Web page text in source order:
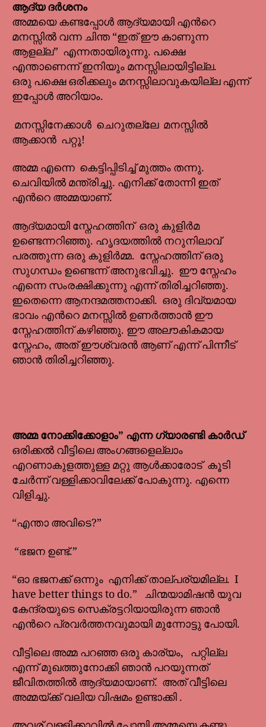
ആദ്യ ദർശനം
അമ്മയെ കണ്ടപ്പോൾ ആദ്യമായി എൻറെ
മനസ്സിൽ വന്ന ചിന്ത “ഇത് ഈ കാണുന്ന
ആളല്ല” എന്നതായിരുന്നു. പക്ഷെ
എന്താണെന്ന് ഇനിയും മനസ്സിലായിട്ടില്ല.
ഒരു പക്ഷെ ഒരിക്കലും മനസ്സിലാവുകയില്ല എന്ന്
ഇപ്പോൾ അറിയാം.
മനസ്സിനേക്കാൾ ചെറുതല്ലേ മനസ്സിൽ
ആക്കാൻ പറ്റൂ!
അമ്മ എന്നെ കെട്ടിപ്പിടിച്ച് മുത്തം തന്നു.
ചെവിയിൽ മന്ത്രിച്ചു. എനിക്ക് തോന്നി ഇത്
എൻറെ അമ്മയാണ്.
ആദ്യമായി സ്നേഹത്തിന് ഒരു കുളിർമ
ഉണ്ടെന്നറിഞ്ഞു. ഹൃദയത്തിൽ നറുനിലാവ്
പരത്തുന്ന ഒരു കുളിർമ്മ. സ്നേഹത്തിന് ഒരു
സുഗന്ധം ഉണ്ടെന്ന് അനുഭവിച്ചു. ഈ സ്നേഹം
എന്നെ സംരക്ഷിക്കുന്നു എന്ന് തിരിച്ചറിഞ്ഞു.
ഇതെന്നെ ആനന്ദമത്തനാക്കി. ഒരു ദിവ്യമായ
ഭാവം എൻറെ മനസ്സിൽ ഉണർത്താൻ ഈ
സ്നേഹത്തിന് കഴിഞ്ഞു. ഈ അലൗകികമായ
സ്നേഹം, അത് ഈശ്വരൻ ആണ് എന്ന് പിന്നീട്
ഞാൻ തിരിച്ചറിഞ്ഞു.
അമ്മ നോക്കിക്കോളാം” എന്ന ഗ്യാരണ്ടി കാർഡ്
ഒരിക്കൽ വീട്ടിലെ അംഗങ്ങളെല്ലാം
എറണാകുളത്തുള്ള മറ്റു ആൾക്കാരോട് കൂടി
ചേർന്ന് വള്ളിക്കാവിലേക്ക് പോകുന്നു. എന്നെ
വിളിച്ചു.
“എന്താ അവിടെ?”
“ഭജന ഉണ്ട്.”
“ഓ ഭജനക്ക് ഒന്നും എനിക്ക് താല്പര്യമില്ല. I
have better things to do.” ചിന്മയാമിഷൻ യുവ
കേന്ദ്രയുടെ സെക്രട്ടറിയായിരുന്ന ഞാൻ
എൻറെ പ്രവർത്തനവുമായി മുന്നോട്ടു പോയി.
വീട്ടിലെ അമ്മ പറഞ്ഞ ഒരു കാര്യം, പറ്റില്ല
എന്ന് മുഖത്തുനോക്കി ഞാൻ പറയുന്നത്
ജീവിതത്തിൽ ആദ്യമായാണ്. അത് വീട്ടിലെ
അമ്മയ്ക്ക് വലിയ വിഷമം ഉണ്ടാക്കി .